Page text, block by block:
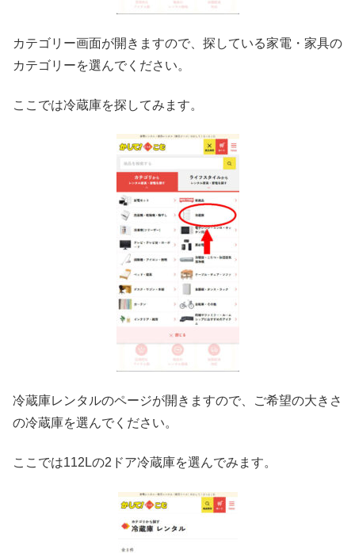
カテゴリー画面が開きますので、探している家電・家具の
カテゴリーを選んでください。
ここでは冷蔵庫を探してみます。
冷蔵庫レンタルのページが開きますので、ご希望の大きさ
の冷蔵庫を選んでください。
ここでは112Lの2ドア冷蔵庫を選んでみます。